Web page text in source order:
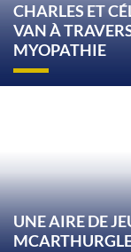
CHARLES ET
VAN À
MYOPATHIE
UNE AIRE DE